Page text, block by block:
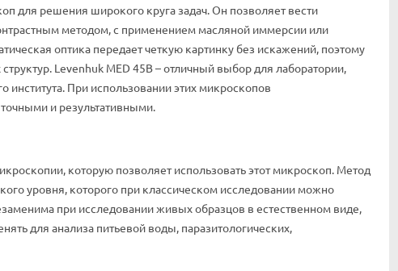
для решения широкого круга задач. Он позволяет вести
методом, с применением масляной иммерсии или
оптика передает четкую картинку без искажений, поэтому
Levenhuk MED 45B – отличный выбор для лаборатории,
института. При использовании этих микроскопов
и результативными.
которую позволяет использовать этот микроскоп. Метод
уровня, которого при классическом исследовании можно
при исследовании живых образцов в естественном виде,
для анализа питьевой воды, паразитологических,